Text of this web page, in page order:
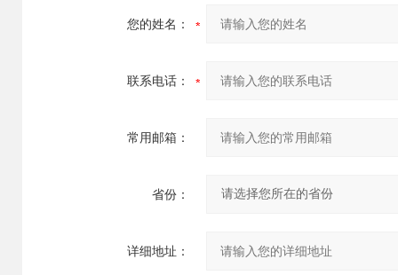
您的姓名：
联系电话：
常用邮箱：
省份：
详细地址：